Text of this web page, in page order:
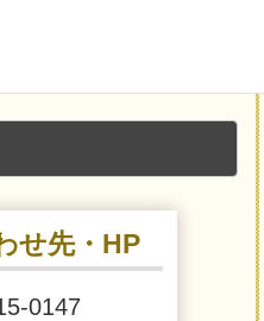
せ先・HP
0147